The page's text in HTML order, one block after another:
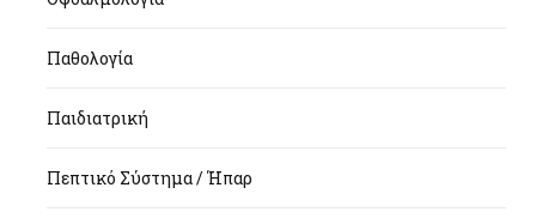
Παθολογία
Παιδιατρική
Πεπτικό Σύστημα / Ήπαρ